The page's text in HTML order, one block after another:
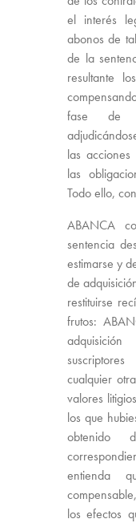
el interés
abonos de
de la
resultante
fase de
las
las
Todo ello,
ABANCA
sentencia
estimarse y
de
restituirse
frutos:
cualquier
valores
los que
entienda
los efectos